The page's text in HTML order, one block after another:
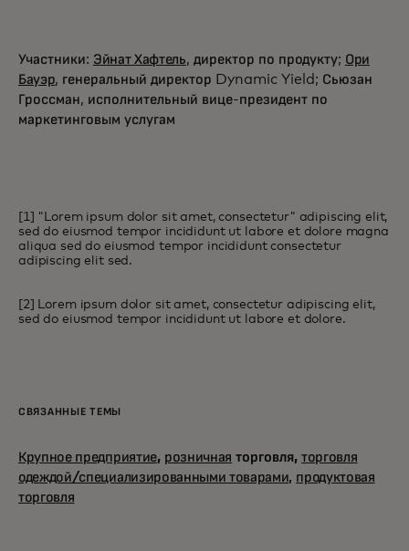
Участники: Эйнат Хафтель, директор по продукту; Ори
Бауэр, генеральный директор Dynamic Yield; Сьюзан
Гроссман, исполнительный вице-президент по
маркетинговым услугам
[1] "Lorem ipsum dolor sit amet, consectetur" adipiscing elit,
sed do eiusmod tempor incididunt ut labore et dolore magna
aliqua sed do eiusmod tempor incididunt consectetur
adipiscing elit sed.
[2] Lorem ipsum dolor sit amet, consectetur adipiscing elit,
sed do eiusmod tempor incididunt ut labore et dolore.
СВЯЗАННЫЕ ТЕМЫ
Крупное предприятие, розничная торговля,торговля
одеждой/специализированными товарами, продуктовая
торговля